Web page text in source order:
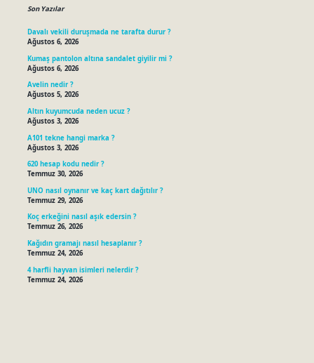
Son Yazılar
Davalı vekili duruşmada ne tarafta durur ?
Ağustos 6, 2026
Kumaş pantolon altına sandalet giyilir mi ?
Ağustos 6, 2026
Avelin nedir ?
Ağustos 5, 2026
Altın kuyumcuda neden ucuz ?
Ağustos 3, 2026
A101 tekne hangi marka ?
Ağustos 3, 2026
620 hesap kodu nedir ?
Temmuz 30, 2026
UNO nasıl oynanır ve kaç kart dağıtılır ?
Temmuz 29, 2026
Koç erkeğini nasıl aşık edersin ?
Temmuz 26, 2026
Kağıdın gramajı nasıl hesaplanır ?
Temmuz 24, 2026
4 harfli hayvan isimleri nelerdir ?
Temmuz 24, 2026